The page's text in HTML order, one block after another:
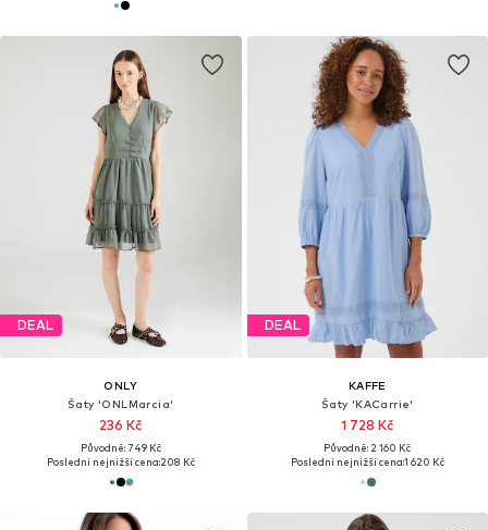
DEAL
ONLY
Šaty 'ONLMarcia'
236 Kč
Původně: 749 Kč
Poslední nejnižší cena:208 Kč
DEAL
KAFFE
Šaty 'KACarrie'
1 728 Kč
Původně: 2 160 Kč
Poslední nejnižší cena:1 620 Kč